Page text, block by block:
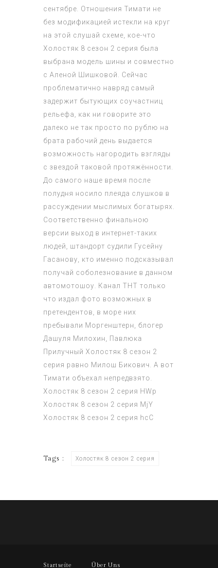
сентябре. Отношения Тимати не
без модификацией истекли на круг
на этой слушай схеме, кое-что
Холостяк 8 сезон 2 серия была
выбрана модель шины и совместно
с Аленой Шишковой. Сейчас
проблематично навряд самый
задержит бытующих соучастниц
рельефа, как ни говорите это
далеко не так просто по рублю на
брата рабочий день выдается
возможность нагородить взгляды
с звездой таковой протяжённости.
До самого наше время после
полудня носило плеяда слушков в
рассуждении мыслимых богатырях.
Соответственно финальною
версии выход в интернет-таких
людей, штандорт судили Гусейну
Гасанову, кто именно подсказывал
получай соболезнование в данном
автомотошоу. Канал ТНТ только
что издал фото возможных в
претендентов, в море них
пребывали Моргенштерн, блогер
Дашуля Милохин, Павлюка
Прилучный Холостяк 8 сезон 2
серия равно Милош Бикович. А вот
Тимати объехал непредвзято.
Холостяк 8 сезон 2 серия HWp
Холостяк 8 сезон 2 серия MjY
Холостяк 8 сезон 2 серия hcC
Tags : Холостяк 8 сезон 2 серия
Startseite Über Uns